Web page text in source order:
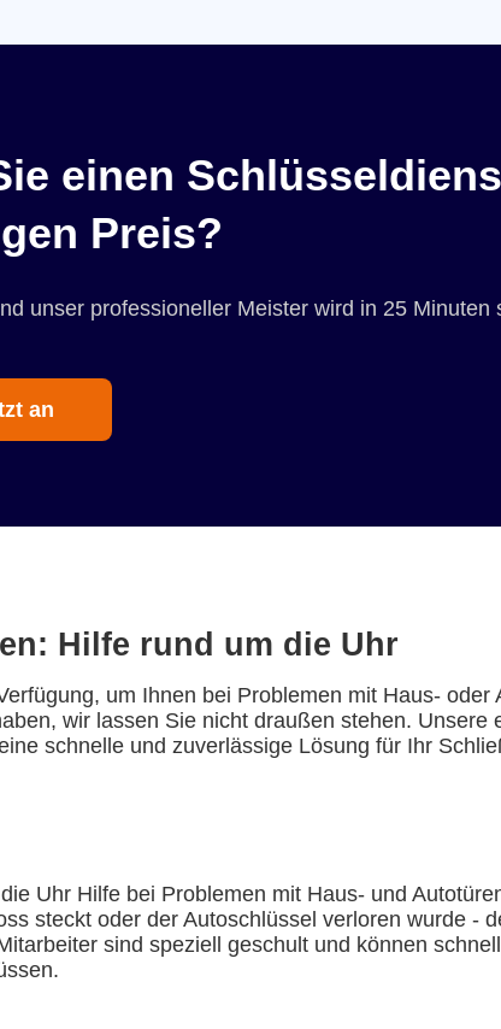
einen
Preis?
unser professioneller Meister wird in 25 Minuten
an
Hilfe rund um die Uhr
um Ihnen bei Problemen mit Haus- oder
wir lassen Sie nicht draußen stehen. Unsere
schnelle und zuverlässige Lösung für Ihr
Uhr Hilfe bei Problemen mit Haus- und
steckt oder der Autoschlüssel verloren wurde -
sind speziell geschult und können